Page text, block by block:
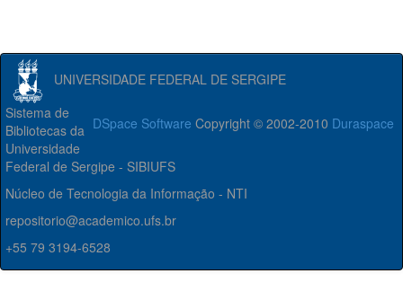
UNIVERSIDADE FEDERAL DE SERGIPE
DSpace Software Copyright © 2002-2010 Duraspace
Sistema de
Bibliotecas da
Universidade
Federal de Sergipe - SIBIUFS
Núcleo de Tecnologia da Informação - NTI
repositorio@academico.ufs.br
+55 79 3194-6528